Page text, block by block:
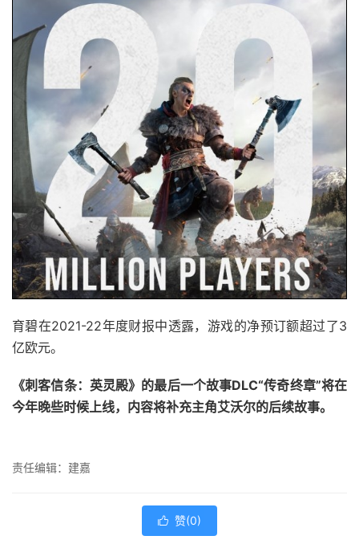
育碧在2021-22年度财报中透露，游戏的净预订额超过了3
亿欧元。
《刺客信条：英灵殿》的最后一个故事DLC“传奇终章”将在
今年晚些时候上线，内容将补充主角艾沃尔的后续故事。
责任编辑：建嘉
 赞(0)